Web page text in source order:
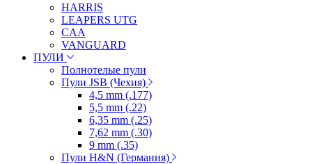
HARRIS
LEAPERS UTG
CAA
VANGUARD
ПУЛИ
Полнотелые пули
Пули JSB (Чехия)
4,5 mm (.177)
5,5 mm (.22)
6,35 mm (.25)
7,62 mm (.30)
9 mm (.35)
Пули H&N (Германия)